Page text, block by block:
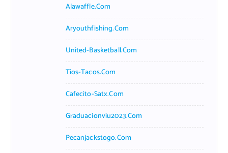
Alawaffle.com
Aryouthfishing.com
United-Basketball.com
Tios-Tacos.com
Cafecito-Satx.com
Graduacionviu2023.com
Pecanjackstogo.com